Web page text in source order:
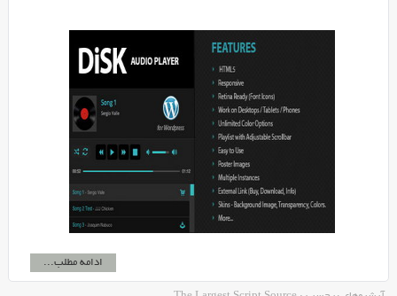
ادامه مطلب...